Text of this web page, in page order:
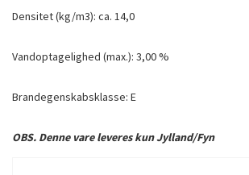
Densitet (kg/m3): ca. 14,0
Vandoptagelighed (max.): 3,00 %
Brandegenskabsklasse: E
OBS. Denne vare leveres kun Jylland/Fyn